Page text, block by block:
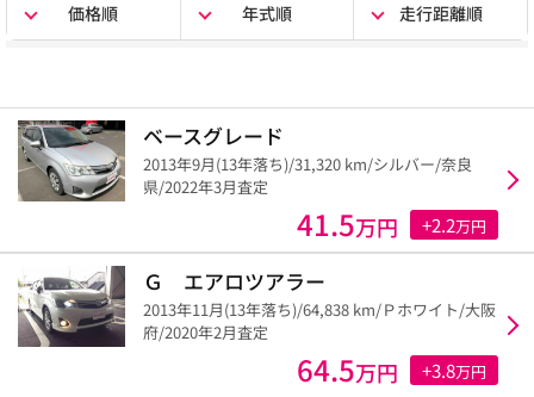
価格順 年式順 走行距離順
ベースグレード
2013年9月(13年落ち)/31,320 km/シルバー/奈良
県/2022年3月査定
41.5万円 +2.2万円
Ｇ エアロツアラー
2013年11月(13年落ち)/64,838 km/Ｐホワイト/大阪
府/2020年2月査定
64.5万円 +3.8万円